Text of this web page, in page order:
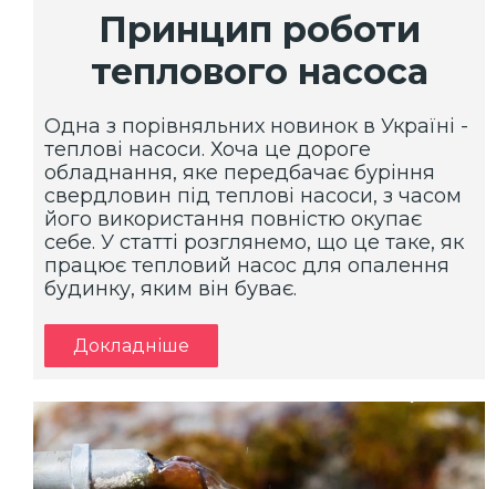
Принцип роботи
теплового насоса
Одна з порівняльних новинок в Україні -
теплові насоси. Хоча це дороге
обладнання, яке передбачає буріння
свердловин під теплові насоси, з часом
його використання повністю окупає
себе. У статті розглянемо, що це таке, як
працює тепловий насос для опалення
будинку, яким він буває.
Докладніше